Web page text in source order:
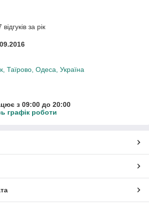
за рік
Таїрово, Одеса, Україна
з 09:00 до 20:00
графік роботи